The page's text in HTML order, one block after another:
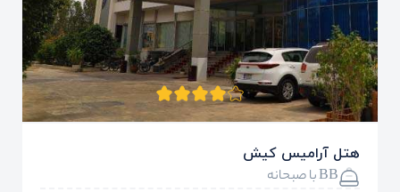
هتل آرامیس کیش
BB با صبحانه